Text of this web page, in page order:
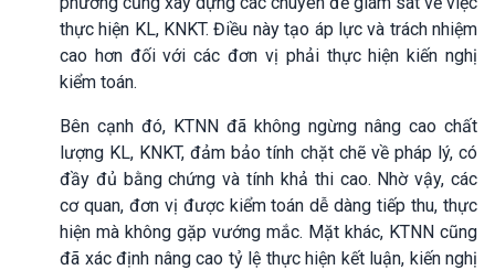
thực hiện KL, KNKT. Điều này tạo áp lực và trách nhiệm
cao hơn đối với các đơn vị phải thực hiện kiến nghị
kiểm toán.
Bên cạnh đó, KTNN đã không ngừng nâng cao chất
lượng KL, KNKT, đảm bảo tính chặt chẽ về pháp lý, có
đầy đủ bằng chứng và tính khả thi cao. Nhờ vậy, các
cơ quan, đơn vị được kiểm toán dễ dàng tiếp thu, thực
hiện mà không gặp vướng mắc. Mặt khác, KTNN cũng
đã xác định nâng cao tỷ lệ thực hiện kết luận, kiến nghị